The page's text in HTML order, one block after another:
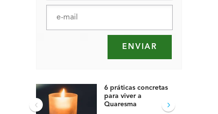
6 práticas concretas
para viver a
Quaresma
‹ ›